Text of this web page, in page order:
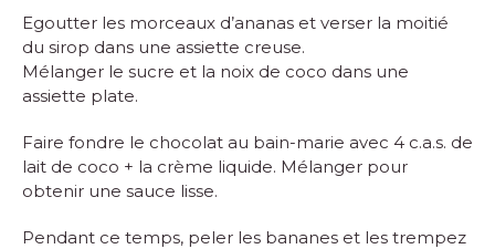
Egoutter les morceaux d’ananas et verser la moitié
du sirop dans une assiette creuse.
Mélanger le sucre et la noix de coco dans une
assiette plate.
Faire fondre le chocolat au bain-marie avec 4 c.a.s. de
lait de coco + la crème liquide. Mélanger pour
obtenir une sauce lisse.
Pendant ce temps, peler les bananes et les trempez